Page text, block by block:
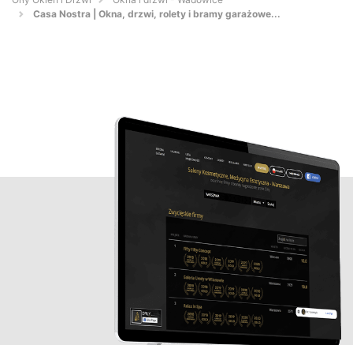
Casa Nostra | Okna, drzwi, rolety i bramy garażowe...